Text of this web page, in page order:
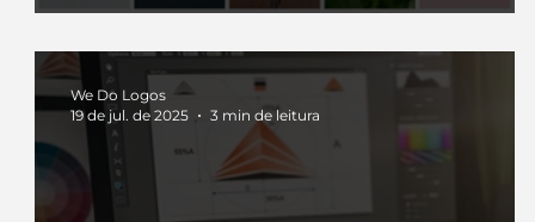
We Do Logos
19 de jul. de 2025
3 min de leitura